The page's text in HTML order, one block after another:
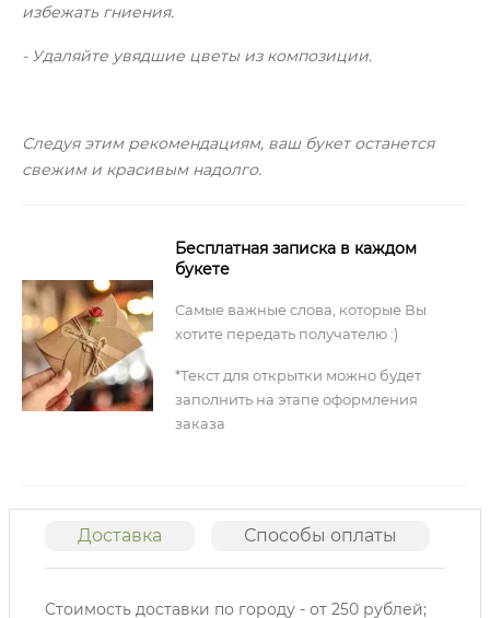
избежать гниения.
- Удаляйте увядшие цветы из композиции.
Следуя этим рекомендациям, ваш букет останется
свежим и красивым надолго.
Бесплатная записка в каждом
букете
Самые важные слова, которые Вы
хотите передать получателю :)
*Текст для открытки можно будет
заполнить на этапе оформления
заказа
Доставка Способы оплаты
Стоимость доставки по городу - от 250 рублей;